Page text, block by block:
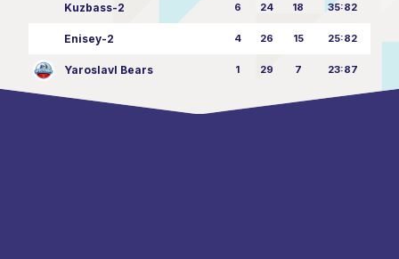
Kuzbass-2 6 24 18 35:82
Enisey-2 4 26 15 25:82
Yaroslavl Bears 1 29 7 23:87